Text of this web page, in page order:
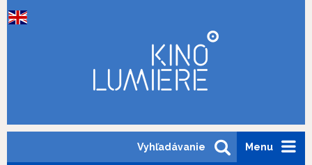
Menu
Vyhľadávanie